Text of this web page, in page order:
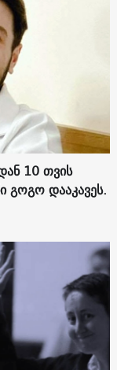
10 თვის
გოგო დააკავეს.